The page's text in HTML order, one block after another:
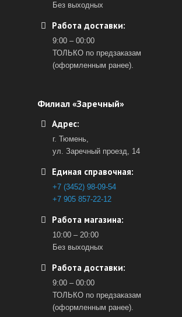
Без выходных
Работа доставки:
9:00 – 00:00
ТОЛЬКО по предзаказам
(оформленным ранее).
Филиал «Заречный»
Адрес:
г. Тюмень,
ул. Заречный проезд, 14
Единая справочная:
+7 (3452) 98-09-54
+7 905 857-22-12
Работа магазина:
10:00 – 20:00
Без выходных
Работа доставки:
9:00 – 00:00
ТОЛЬКО по предзаказам
(оформленным ранее).